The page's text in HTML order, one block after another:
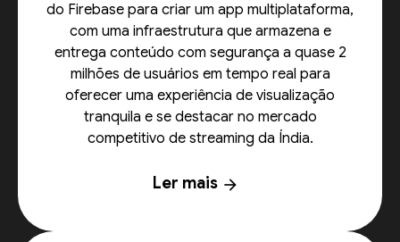
do Firebase para criar um app multiplataforma,
com uma infraestrutura que armazena e
entrega conteúdo com segurança a quase 2
milhões de usuários em tempo real para
oferecer uma experiência de visualização
tranquila e se destacar no mercado
competitivo de streaming da Índia.
Ler mais arrow_forward